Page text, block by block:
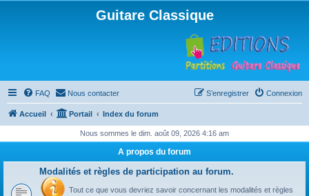
Guitare Classique
FAQ Nous contacter Connexion
S’enregistrer
Accueil Portail Index du forum
Nous sommes le dim. août 09, 2026 4:16 am
A propos du forum
Modalités et règles de participation au forum.
Tout ce que vous devriez savoir concernant les modalités et règles